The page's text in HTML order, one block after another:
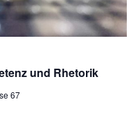
und Rhetorik
67